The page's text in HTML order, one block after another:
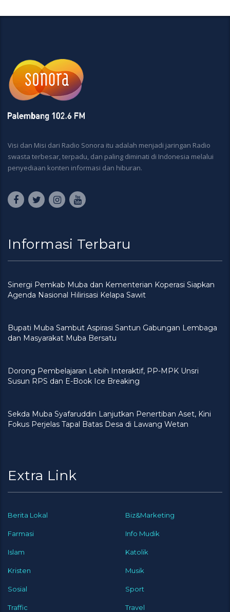
Visi dan Misi dari Radio Sonora itu adalah menjadi jaringan Radio
swasta terbesar, terpadu, dan paling diminati di Indonesia melalui
penyediaan konten informasi dan hiburan.
Informasi Terbaru
Sinergi Pemkab Muba dan Kementerian Koperasi Siapkan
Agenda Nasional Hilirisasi Kelapa Sawit
Bupati Muba Sambut Aspirasi Santun Gabungan Lembaga
dan Masyarakat Muba Bersatu
Dorong Pembelajaran Lebih Interaktif, PP-MPK Unsri
Susun RPS dan E-Book Ice Breaking
Sekda Muba Syafaruddin Lanjutkan Penertiban Aset, Kini
Fokus Perjelas Tapal Batas Desa di Lawang Wetan
Extra Link
Berita Lokal Biz&Marketing
Farmasi Info Mudik
Islam Katolik
Kristen Musik
Sosial Sport
Traffic Travel